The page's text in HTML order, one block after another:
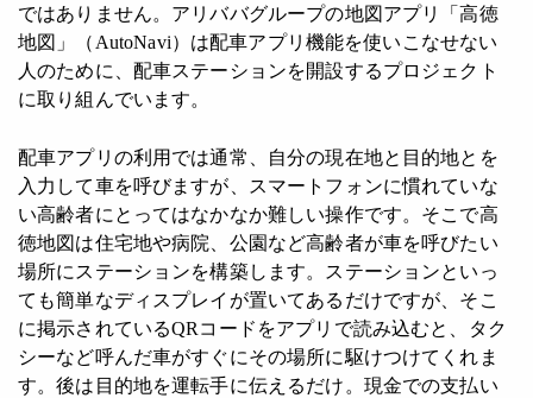
ではありません。アリババグループの地図アプリ「高徳
地図」（AutoNavi）は配車アプリ機能を使いこなせない
人のために、配車ステーションを開設するプロジェクト
に取り組んでいます。
配車アプリの利用では通常、自分の現在地と目的地とを
入力して車を呼びますが、スマートフォンに慣れていな
い高齢者にとってはなかなか難しい操作です。そこで高
徳地図は住宅地や病院、公園など高齢者が車を呼びたい
場所にステーションを構築します。ステーションといっ
ても簡単なディスプレイが置いてあるだけですが、そこ
に掲示されているQRコードをアプリで読み込むと、タク
シーなど呼んだ車がすぐにその場所に駆けつけてくれま
す。後は目的地を運転手に伝えるだけ。現金での支払い